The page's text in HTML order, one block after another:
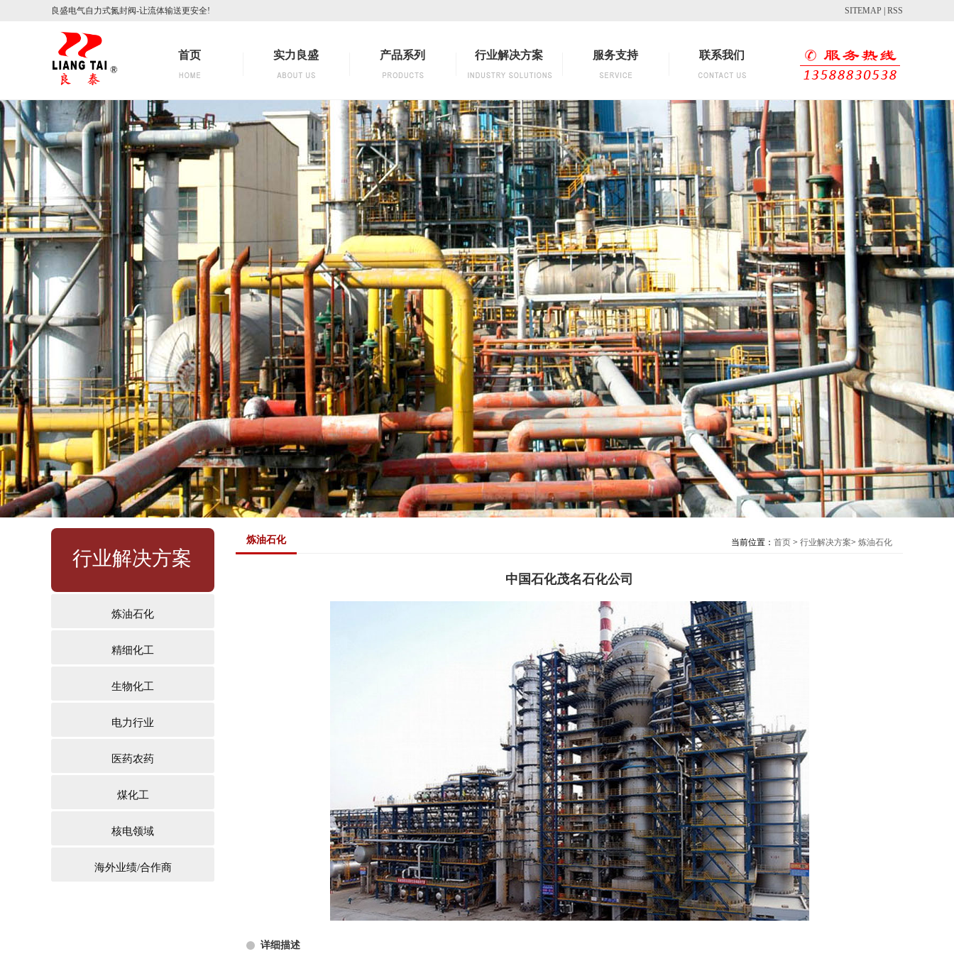
良盛电气自力式氮封阀-让流体输送更安全! SITEMAP RSS
首页 实力良盛 产品系列 行业解决方案 服务支持 联系我们
行业解决方案
炼油石化
精细化工
生物化工
电力行业
医药农药
煤化工
核电领域
海外业绩/合作商
当前位置： 首页 > 行业解决方案> 炼油石化
炼油石化
中国石化茂名石化公司
详细描述